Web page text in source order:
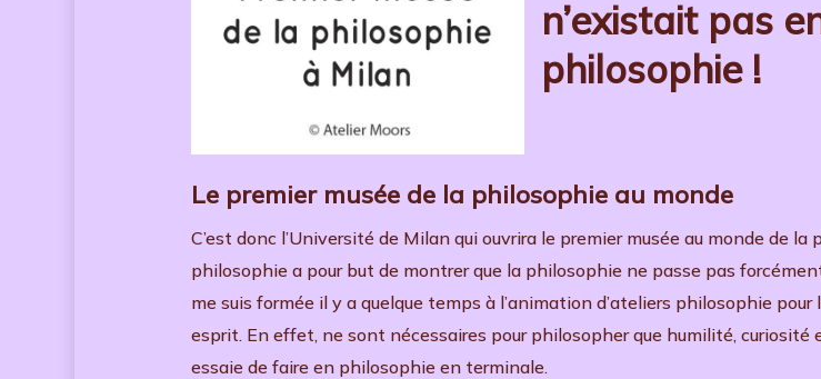
n’existait pas
philosophie !
Le premier musée de la philosophie au monde
C’est donc l’Université de Milan qui ouvrira le premier musée au monde de
philosophie a pour but de montrer que la philosophie ne passe pas
me suis formée il y a quelque temps à l’animation d’ateliers philosophie
esprit. En effet, ne sont nécessaires pour philosopher que humilité, curiosité
essaie de faire en philosophie en terminale.